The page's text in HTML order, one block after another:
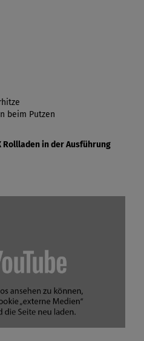
beim Putzen
Rollladen in der Ausführung